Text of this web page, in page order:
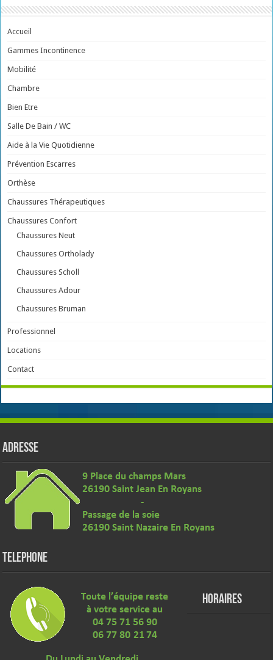
Accueil
Gammes Incontinence
Mobilité
Chambre
Bien Etre
Salle De Bain / WC
Aide à la Vie Quotidienne
Prévention Escarres
Orthèse
Chaussures Thérapeutiques
Chaussures Confort
Chaussures Neut
Chaussures Ortholady
Chaussures Scholl
Chaussures Adour
Chaussures Bruman
Professionnel
Locations
Contact
ADRESSE
TELEPHONE
HORAIRES